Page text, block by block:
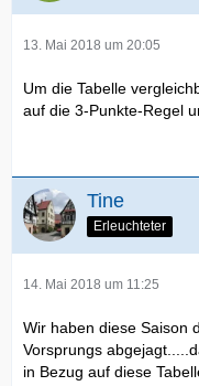
13. Mai 2018 um 20:05
Um die Tabelle
auf die 3-Punkte-Regel
Tine
Erleuchteter
14. Mai 2018 um 11:25
Wir haben diese Saison
Vorsprungs
in Bezug auf diese